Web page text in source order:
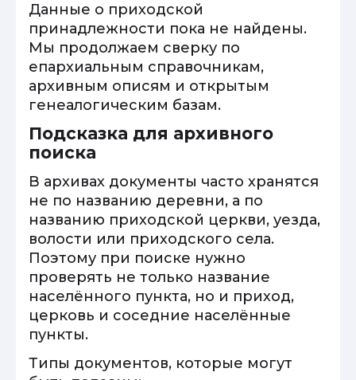
Данные о приходской
принадлежности пока не найдены.
Мы продолжаем сверку по
епархиальным справочникам,
архивным описям и открытым
генеалогическим базам.
Подсказка для архивного
поиска
В архивах документы часто хранятся
не по названию деревни, а по
названию приходской церкви, уезда,
волости или приходского села.
Поэтому при поиске нужно
проверять не только название
населённого пункта, но и приход,
церковь и соседние населённые
пункты.
Типы документов, которые могут